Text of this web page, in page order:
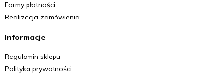
Formy płatności
Realizacja zamówienia
Informacje
Regulamin sklepu
Polityka prywatności